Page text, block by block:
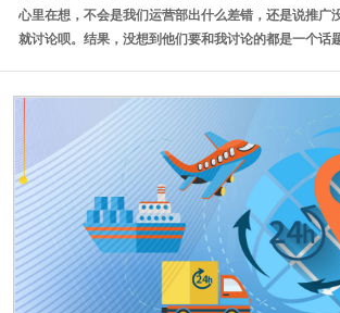
心里在想，不会是我们运营部出什么差错，还是说推广
就讨论呗。结果，没想到他们要和我讨论的都是一个话